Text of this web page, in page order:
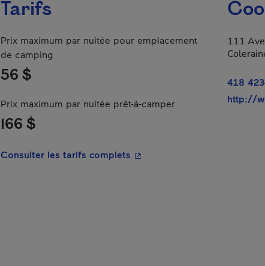
Tarifs
Prix maximum par nuitée pour emplacement
de camping
56 $
Prix maximum par nuitée prêt-à-camper
166 $
Consulter les tarifs complets - Cet hyperlien s'ouvrira
111
418
http://